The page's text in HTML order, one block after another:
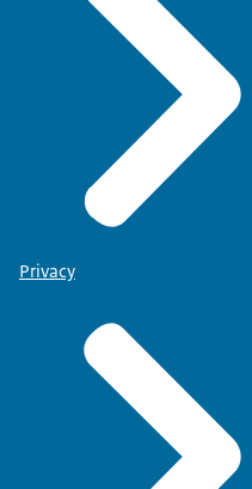
Privacy